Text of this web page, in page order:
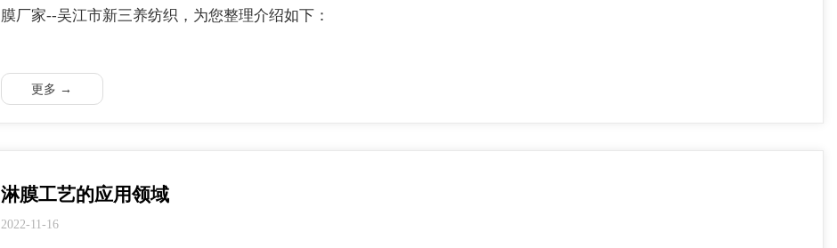
膜厂家--吴江市新三养纺织，为您整理介绍如下：
更多 →
淋膜工艺的应用领域
2022-11-16